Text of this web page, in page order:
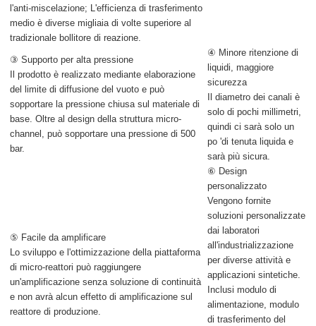
l'anti-miscelazione; L'efficienza di trasferimento
medio è diverse migliaia di volte superiore al
tradizionale bollitore di reazione.
③ Supporto per alta pressione
Il prodotto è realizzato mediante elaborazione
del limite di diffusione del vuoto e può
sopportare la pressione chiusa sul materiale di
base. Oltre al design della struttura micro-
channel, può sopportare una pressione di 500
bar.
④ Minore ritenzione di
liquidi, maggiore
sicurezza
Il diametro dei canali è
solo di pochi millimetri,
quindi ci sarà solo un
po 'di tenuta liquida e
sarà più sicura.
⑤ Facile da amplificare
Lo sviluppo e l'ottimizzazione della piattaforma
di micro-reattori può raggiungere
un'amplificazione senza soluzione di continuità
e non avrà alcun effetto di amplificazione sul
reattore di produzione.
⑥ Design
personalizzato
Vengono fornite
soluzioni personalizzate
dai laboratori
all'industrializzazione
per diverse attività e
applicazioni sintetiche.
Inclusi modulo di
alimentazione, modulo
di trasferimento del